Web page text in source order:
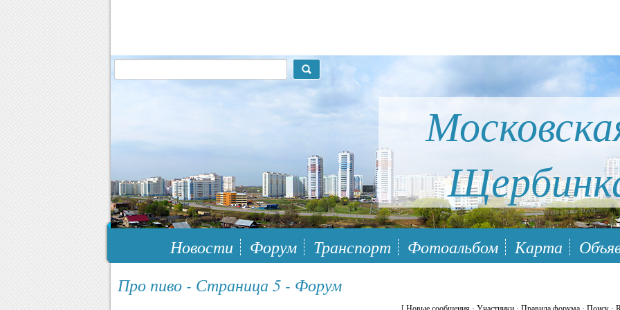
117148, г.Москва, ЮЗАО, муниципальный район Южное Бутово
Новости Форум Транспорт Фотоальбом Карта
Про пиво - Страница 5 - Форум